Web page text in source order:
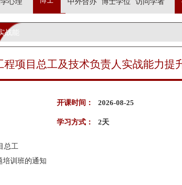
战能
程项目总工及技术负责人实战能力提
开课时间： 2026-08-25
学习方式： 2天
总工
培训班的通知